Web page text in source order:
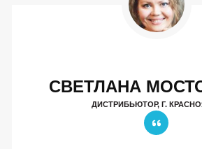
СВЕТЛАНА
ДИСТРИБЬЮТОР, Г.